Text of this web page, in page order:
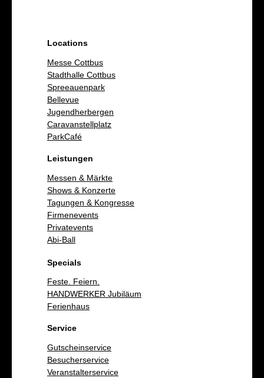
Locations
Messe Cottbus
Stadthalle Cottbus
Spreeauenpark
Bellevue
Jugendherbergen
Caravanstellplatz
ParkCafé
Leistungen
Messen & Märkte
Shows & Konzerte
Tagungen & Kongresse
Firmenevents
Privatevents
Abi-Ball
Specials
Feste. Feiern.
HANDWERKER Jubiläum
Ferienhaus
Service
Gutscheinservice
Besucherservice
Veranstalterservice